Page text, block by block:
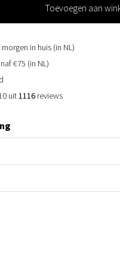
Toevoegen aan
in huis (in NL)
€75 (in NL)
uit1116 reviews